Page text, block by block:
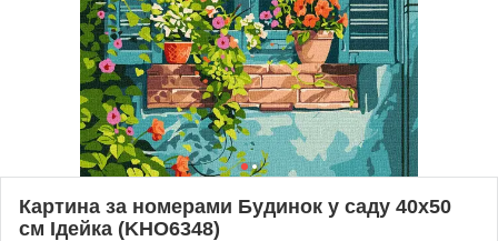
Картина за номерами Будинок у саду 40х50
см Ідейка (KHO6348)